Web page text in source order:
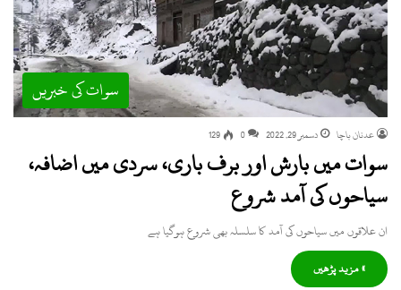
سوات کی خبریں
عدنان باچا دسمبر 29, 2022 0
129
سوات میں بارش اور برف باری، سردی میں اضافہ،
سیاحوں کی آمد شروع
ان علاقوں میں سیاحوں کی آمد کا سلسلہ بھی شروع ہوگیا ہے
» مزید پڑھیں